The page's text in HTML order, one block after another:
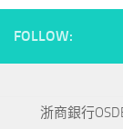
FOLLOW:
浙商銀行